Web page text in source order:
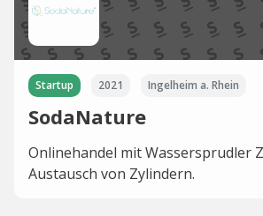
Startup 2021 Ingelheim a. Rhein
SodaNature
Onlinehandel mit Wassersprudler
Austausch von Zylindern.